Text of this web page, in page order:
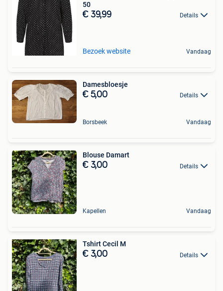
50
€ 39,99 Details
Bezoek website Vandaag
Damesbloesje
€ 5,00 Details
Borsbeek Vandaag
Blouse Damart
€ 3,00 Details
Kapellen Vandaag
Tshirt Cecil M
€ 3,00 Details